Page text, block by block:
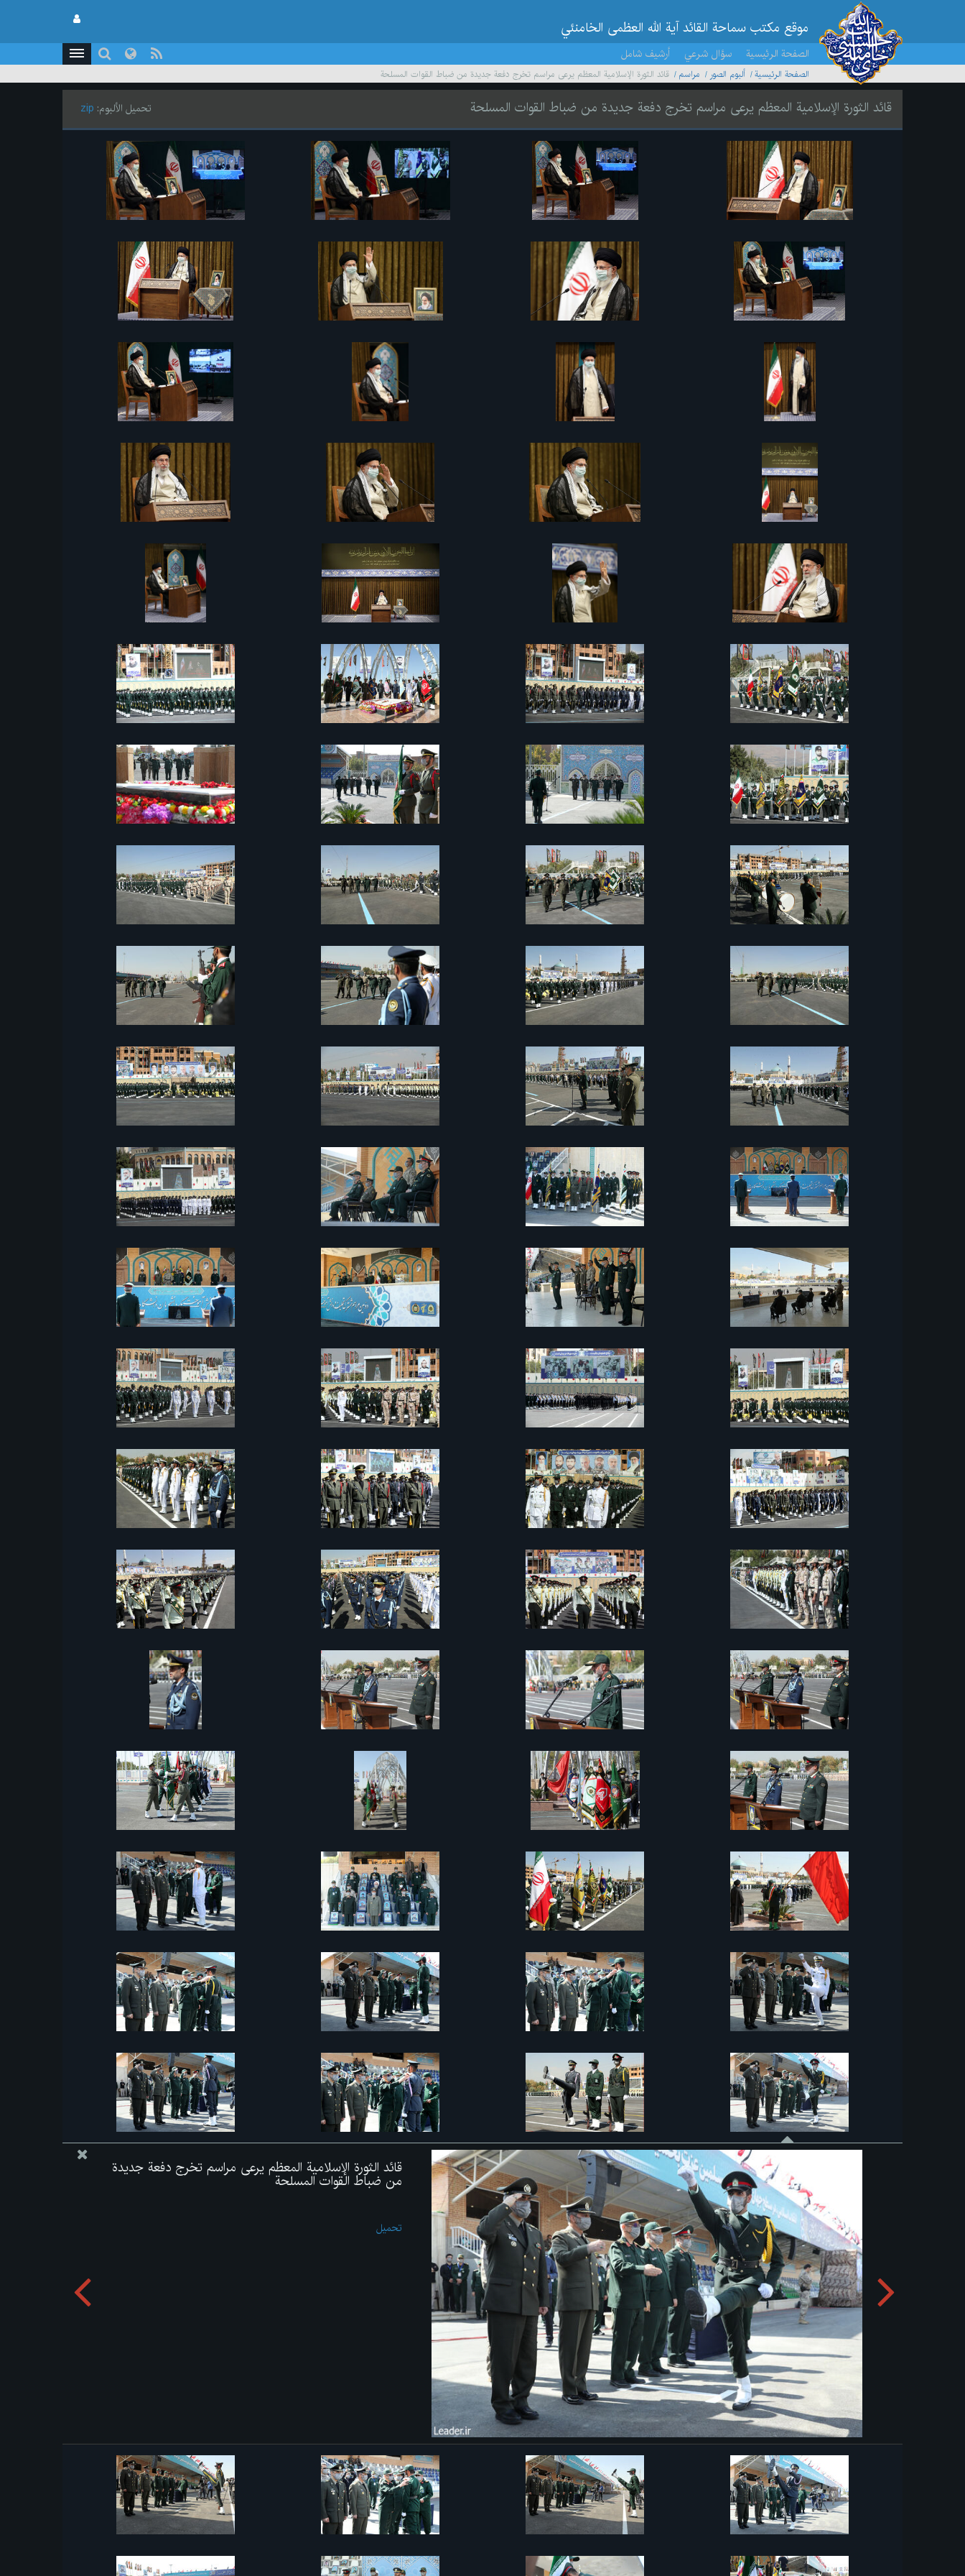
موقع مکتب سماحة القائد آية الله العظمى الخامنئي
الصفحة الرئيسية سؤال شرعي أرشيف شامل
الصفحة الرئيسية ألبوم الصور مراسم قائد الثورة الإسلامية المعظم يرعى مراسم تخرج دفعة جديدة من ضباط القوات المسلحة
قائد الثورة الإسلامية المعظم يرعى مراسم تخرج دفعة جديدة من ضباط القوات المسلحة تحميل الألبوم: zip
قائد الثورة الإسلامية المعظم يرعى مراسم تخرج دفعة جديدة
من ضباط القوات المسلحة
تحميل